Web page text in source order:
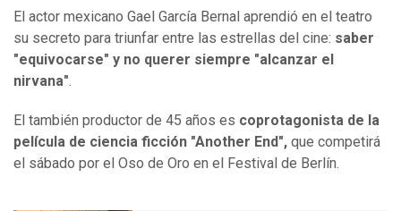
El actor mexicano Gael García Bernal aprendió en el teatro
su secreto para triunfar entre las estrellas del cine: saber
"equivocarse" y no querer siempre "alcanzar el
nirvana".
El también productor de 45 años es coprotagonista de la
película de ciencia ficción "Another End", que competirá
el sábado por el Oso de Oro en el Festival de Berlín.